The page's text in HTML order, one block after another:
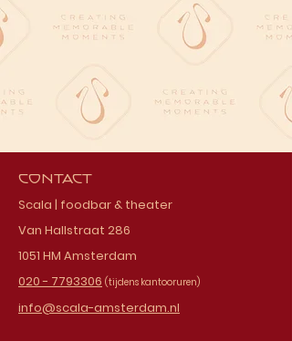
Contact
Scala | foodbar & theater
Van Hallstraat 286
1051 HM Amsterdam
020 - 7793306 (tijdens kantooruren)
info@scala-amsterdam.nl